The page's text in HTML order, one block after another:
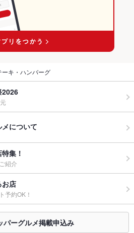
ーキ・ハンバーグ
2026
について
集！
紹介
お店
予約OK！
パーグルメ掲載申込み